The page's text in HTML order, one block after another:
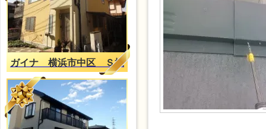
ガイナ 横浜市中区 Ｓ様